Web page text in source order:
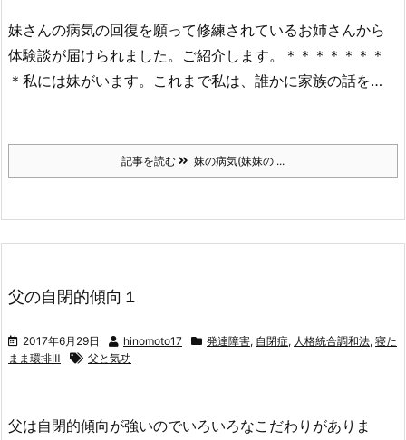
妹さんの病気の回復を願って修練されているお姉さんから
体験談が届けられました。ご紹介します。＊＊＊＊＊＊＊
＊私には妹がいます。これまで私は、誰かに家族の話を…
記事を読む 妹の病気(妹妹の ...
父の自閉的傾向１
2017年6月29日 hinomoto17 発達障害, 自閉症, 人格統合調和法, 寝た
まま環排Ⅲ
父と気功
父は自閉的傾向が強いのでいろいろなこだわりがありま